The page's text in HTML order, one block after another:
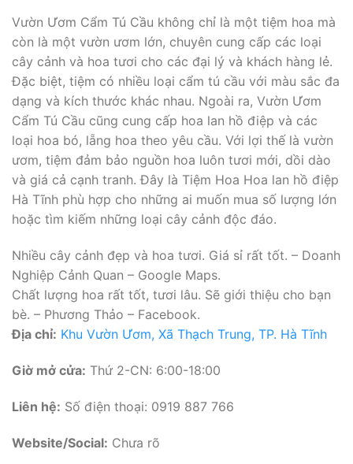
Vườn Ươm Cẩm Tú Cầu không chỉ là một tiệm hoa mà
còn là một vườn ươm lớn, chuyên cung cấp các loại
cây cảnh và hoa tươi cho các đại lý và khách hàng lẻ.
Đặc biệt, tiệm có nhiều loại cẩm tú cầu với màu sắc đa
dạng và kích thước khác nhau. Ngoài ra, Vườn Ươm
Cẩm Tú Cầu cũng cung cấp hoa lan hồ điệp và các
loại hoa bó, lẵng hoa theo yêu cầu. Với lợi thế là vườn
ươm, tiệm đảm bảo nguồn hoa luôn tươi mới, dồi dào
và giá cả cạnh tranh. Đây là Tiệm Hoa Hoa lan hồ điệp
Hà Tĩnh phù hợp cho những ai muốn mua số lượng lớn
hoặc tìm kiếm những loại cây cảnh độc đáo.
Nhiều cây cảnh đẹp và hoa tươi. Giá sỉ rất tốt. – Doanh
Nghiệp Cảnh Quan – Google Maps.
Chất lượng hoa rất tốt, tươi lâu. Sẽ giới thiệu cho bạn
bè. – Phương Thảo – Facebook.
Địa chỉ: Khu Vườn Ươm, Xã Thạch Trung, TP. Hà Tĩnh
Giờ mở cửa: Thứ 2-CN: 6:00-18:00
Liên hệ: Số điện thoại: 0919 887 766
Website/Social: Chưa rõ